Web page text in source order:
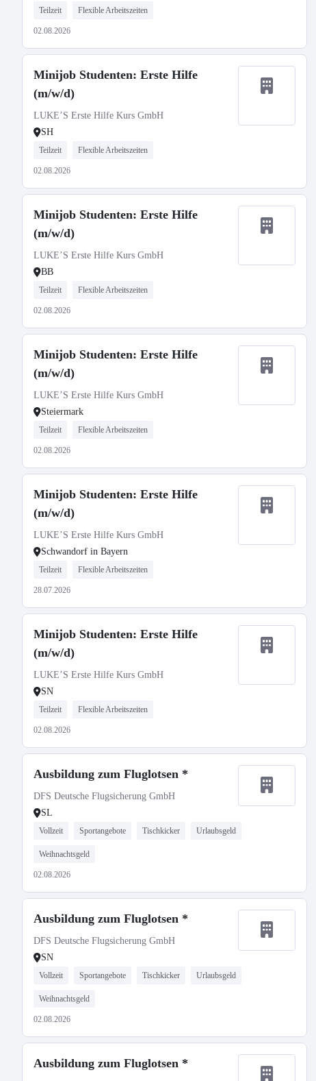
Teilzeit Flexible Arbeitszeiten
02.08.2026
Minijob Studenten: Erste Hilfe
(m/w/d)
LUKE’S Erste Hilfe Kurs GmbH
SH
Teilzeit Flexible Arbeitszeiten
02.08.2026
Minijob Studenten: Erste Hilfe
(m/w/d)
LUKE’S Erste Hilfe Kurs GmbH
BB
Teilzeit Flexible Arbeitszeiten
02.08.2026
Minijob Studenten: Erste Hilfe
(m/w/d)
LUKE’S Erste Hilfe Kurs GmbH
Steiermark
Teilzeit Flexible Arbeitszeiten
02.08.2026
Minijob Studenten: Erste Hilfe
(m/w/d)
LUKE’S Erste Hilfe Kurs GmbH
Schwandorf in Bayern
Teilzeit Flexible Arbeitszeiten
28.07.2026
Minijob Studenten: Erste Hilfe
(m/w/d)
LUKE’S Erste Hilfe Kurs GmbH
SN
Teilzeit Flexible Arbeitszeiten
02.08.2026
Ausbildung zum Fluglotsen *
DFS Deutsche Flugsicherung GmbH
SL
Vollzeit Sportangebote Tischkicker Urlaubsgeld
Weihnachtsgeld
02.08.2026
Ausbildung zum Fluglotsen *
DFS Deutsche Flugsicherung GmbH
SN
Vollzeit Sportangebote Tischkicker Urlaubsgeld
Weihnachtsgeld
02.08.2026
Ausbildung zum Fluglotsen *